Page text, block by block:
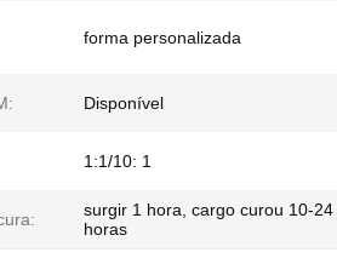
forma personalizada
Disponível
1:1/10: 1
surgir 1 hora, cargo curou 10-24
horas